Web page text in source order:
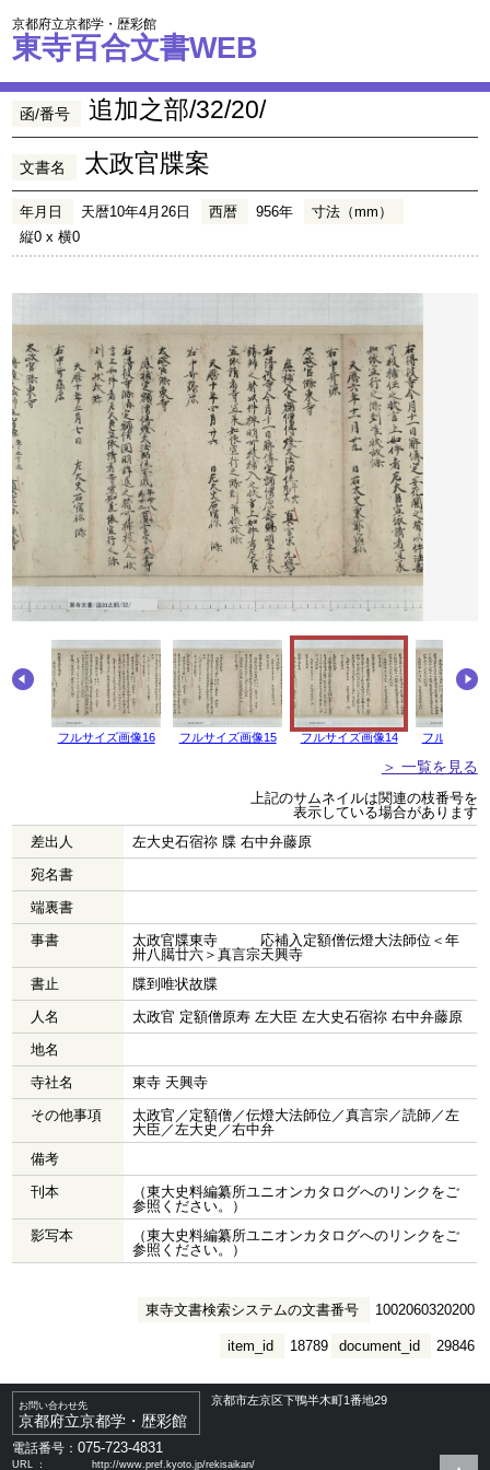
京都府立京都学・歴彩館
東寺百合文書WEB
函/番号 追加之部/32/20/
文書名 太政官牒案
年月日 天暦10年4月26日 西暦 956年
寸法（mm）
縦0 x 横0
フルサイズ画像16 フルサイズ画像15 フルサイズ画像14 フルサイズ
＞ 一覧を見る
上記のサムネイルは関連の枝番号を
表示している場合があります
差出人
左大史石宿祢 牒 右中弁藤原
宛名書
端裏書
事書
太政官牒東寺 応補入定額僧伝燈大法師位＜年
卅八臈廿六＞真言宗天興寺
書止
牒到唯状故牒
人名
太政官 定額僧原寿 左大臣 左大史石宿祢 右中弁藤原
地名
寺社名
東寺 天興寺
その他事項
太政官／定額僧／伝燈大法師位／真言宗／読師／左
大臣／左大史／右中弁
備考
刊本
（東大史料編纂所ユニオンカタログへのリンクをご
参照ください。）
影写本
（東大史料編纂所ユニオンカタログへのリンクをご
参照ください。）
東寺文書検索システムの文書番号 1002060320200
document_id 29846
item_id 18789
お問い合わせ先
京都府立京都学・歴彩館
京都市左京区下鴨半木町1番地29
電話番号：075-723-4831
URL ： http://www.pref.kyoto.jp/rekisaikan/